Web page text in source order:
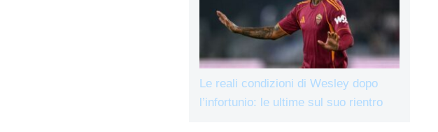
Le reali condizioni di Wesley dopo
l’infortunio: le ultime sul suo rientro